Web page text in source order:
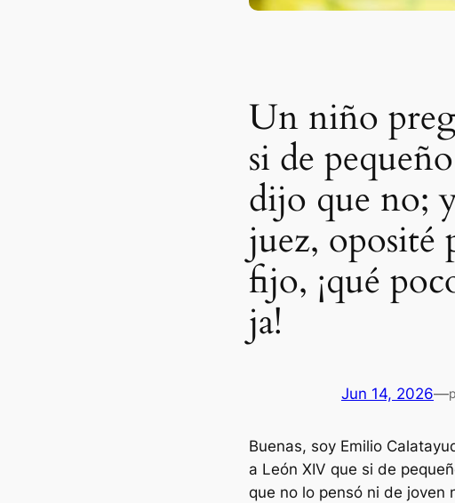
Un niño
si de
dijo que no;
juez, oposité
fijo, ¡qué
ja!
Jun 14, 2026—
Buenas, soy Emilio
a León XIV que si de
que no lo pensó ni de joven